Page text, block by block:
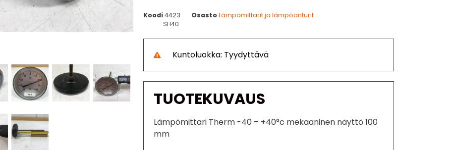
Koodi4423 Osasto Lämpömittarit ja lämpöanturit
SH40
Kuntoluokka: Tyydyttävä
TUOTEKUVAUS
Lämpömittari Therm -40 – +40°c mekaaninen näyttö 100
mm